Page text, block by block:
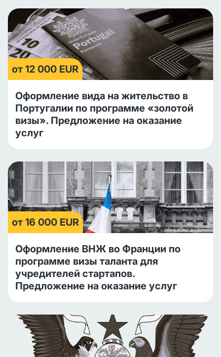
от 12 000 EUR
Оформление вида на жительство в
Португалии по программе «золотой
визы». Предложение на оказание
услуг
от 16 000 EUR
Оформление ВНЖ во Франции по
программе визы таланта для
учредителей стартапов.
Предложение на оказание услуг